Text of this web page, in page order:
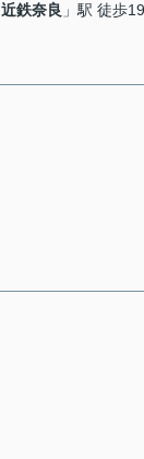
近鉄奈良 」駅 徒歩